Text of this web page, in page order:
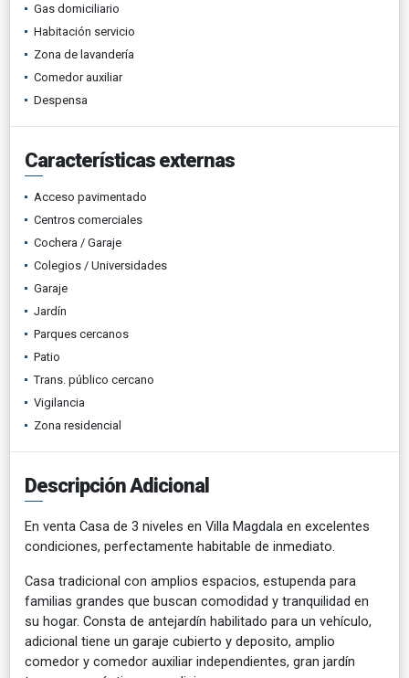
Gas domiciliario
Habitación servicio
Zona de lavandería
Comedor auxiliar
Despensa
Características externas
Acceso pavimentado
Centros comerciales
Cochera / Garaje
Colegios / Universidades
Garaje
Jardín
Parques cercanos
Patio
Trans. público cercano
Vigilancia
Zona residencial
Descripción Adicional
En venta Casa de 3 niveles en Villa Magdala en excelentes
condiciones, perfectamente habitable de inmediato.
Casa tradicional con amplios espacios, estupenda para
familias grandes que buscan comodidad y tranquilidad en
su hogar. Consta de antejardín habilitado para un vehículo,
adicional tiene un garaje cubierto y deposito, amplio
comedor y comedor auxiliar independientes, gran jardín